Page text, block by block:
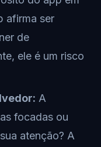
afirma ser
de
ele é um risco
A
focadas ou
atenção? A